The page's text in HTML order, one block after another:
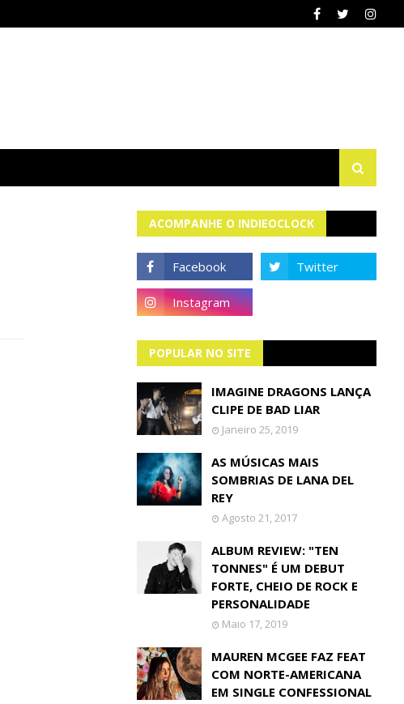
ACOMPANHE O INDIEOCLOCK
POPULAR NO SITE
IMAGINE DRAGONS LANÇA
CLIPE DE BAD LIAR
Janeiro 25, 2019
AS MÚSICAS MAIS
SOMBRIAS DE LANA DEL
REY
Agosto 21, 2017
ALBUM REVIEW: "TEN
TONNES" É UM DEBUT
FORTE, CHEIO DE ROCK E
PERSONALIDADE
Maio 17, 2019
MAUREN MCGEE FAZ FEAT
COM NORTE-AMERICANA
EM SINGLE CONFESSIONAL